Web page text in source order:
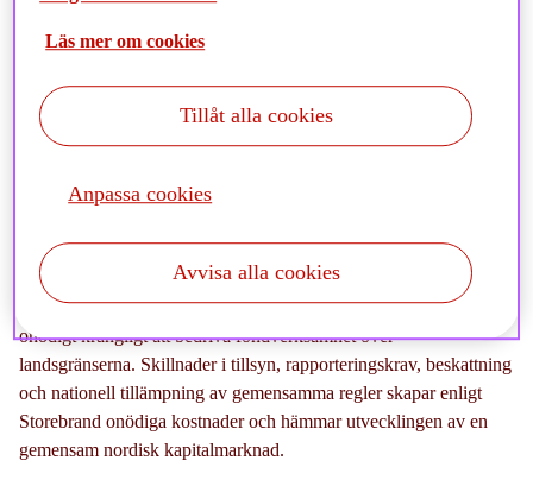
konkurrenskraften, öka investeringarna i nordiska
kapital och fondförvaltning. Detta förslag lades fram
när vi samlade representanter från finansbranschen,
Trots att de nordiska länderna i stor utsträckning bygger sina
fondmarknader på samma EU-regelverk är det fortfarande
onödigt krångligt att bedriva fondverksamhet över
landsgränserna. Skillnader i tillsyn, rapporteringskrav, beskattning
och nationell tillämpning av gemensamma regler skapar enligt
Storebrand onödiga kostnader och hämmar utvecklingen av en
gemensam nordisk kapitalmarknad.
Läs mer om cookies
Anpassa cookies
Avvisa alla cookies
Tillåt alla cookies